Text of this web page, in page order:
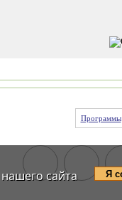
Программы
сайта